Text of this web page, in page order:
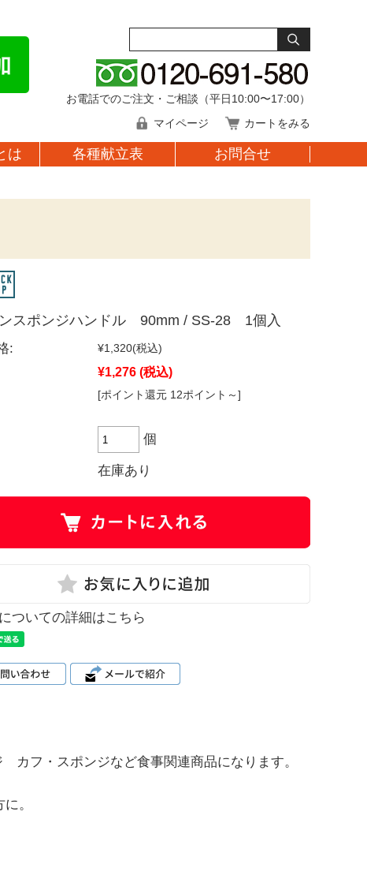
お電話でのご注文・ご相談（平日10:00〜17:00）
マイページ カートをみる
は 各種献立表 お問合せ
スポンジハンドル 90mm / SS-28 1個入
: ¥1,320(税込)
¥1,276 (税込)
[ポイント還元 12ポイント～]
個
在庫あり
ついての詳細はこちら
フ・スポンジなど食事関連商品になります。
。